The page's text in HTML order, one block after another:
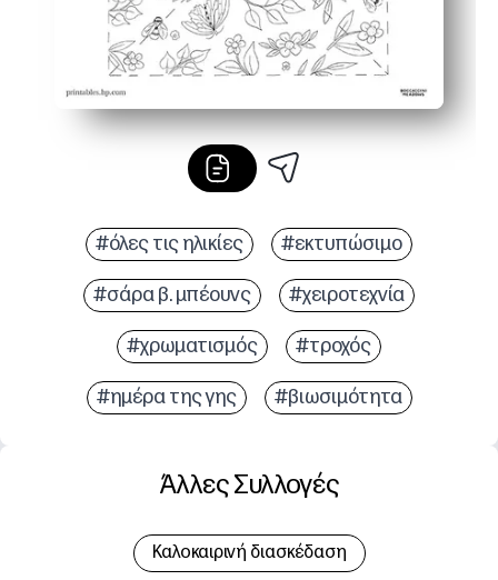
#όλες τις ηλικίες #εκτυπώσιμο
#σάρα β. μπέουνς #χειροτεχνία
#χρωματισμός #τροχός
#ημέρα της γης #βιωσιμότητα
Άλλες Συλλογές
Καλοκαιρινή διασκέδαση